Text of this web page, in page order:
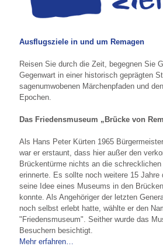
Ausflugsziele in und um Remagen
Reisen Sie durch die Zeit, begegnen Sie
Gegenwart in einer historisch geprägten
sagenumwobenen Märchenpfaden und
Epochen.
Das Friedensmuseum „Brücke von
Als Hans Peter Kürten 1965
war er erstaunt, dass hier außer den
Brückentürme nichts an die
erinnerte. Es sollte noch weitere 15 Jahre
seine Idee eines Museums in den
konnte. Als Angehöriger der letzten
noch selbst erlebt hatte, wählte er den
"Friedensmuseum". Seither wurde das
Besuchern besichtigt.
Mehr erfahren…